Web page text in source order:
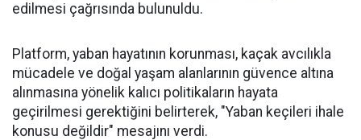
edilmesi çağrısında bulunuldu.
Platform, yaban hayatının korunması, kaçak avcılıkla
mücadele ve doğal yaşam alanlarının güvence altına
alınmasına yönelik kalıcı politikaların hayata
geçirilmesi gerektiğini belirterek, "Yaban keçileri ihale
konusu değildir" mesajını verdi.